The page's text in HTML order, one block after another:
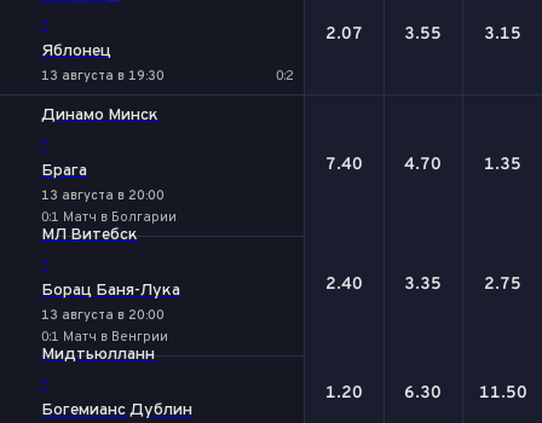
-
Яблонец
13 августа в 19:30 0:2
2.07 3.55 3.15
Динамо Минск
-
Брага
13 августа в 20:00
0:1 Матч в Болгарии
7.40 4.70 1.35
МЛ Витебск
-
Борац Баня-Лука
13 августа в 20:00
0:1 Матч в Венгрии
2.40 3.35 2.75
Мидтьюлланн
-
Богемианс Дублин
1.20 6.30 11.50